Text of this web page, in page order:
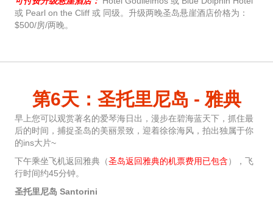
或 Pearl on the Cliff 或 同级。升级两晚圣岛悬崖酒店价格为：
$500/房/两晚。
第6天：圣托里尼岛 - 雅典
早上您可以观赏著名的爱琴海日出，漫步在碧海蓝天下，抓住最
后的时间，捕捉圣岛的美丽景致，迎着徐徐海风，拍出独属于你
的ins大片~
下午乘坐飞机返回雅典（圣岛返回雅典的机票费用已包含），飞
行时间约45分钟。
圣托里尼岛 Santorini